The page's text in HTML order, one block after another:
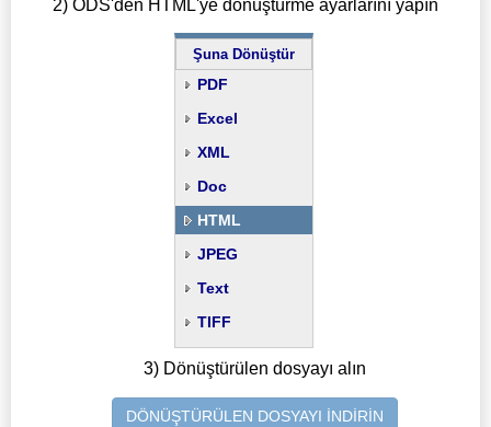
2) ODS'den HTML'ye dönüştürme ayarlarını yapın
Şuna Dönüştür
PDF
Excel
XML
Doc
HTML
JPEG
Text
TIFF
3) Dönüştürülen dosyayı alın
DÖNÜŞTÜRÜLEN DOSYAYI İNDİRİN